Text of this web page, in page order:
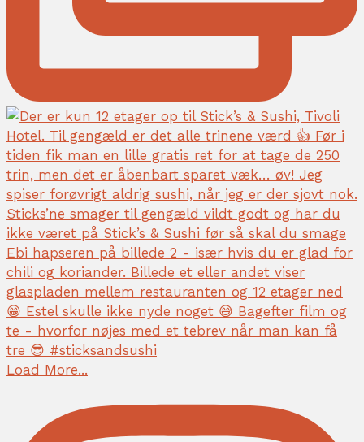
Load More...